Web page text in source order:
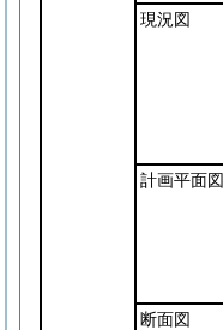
現況図
計画平面図
断面図